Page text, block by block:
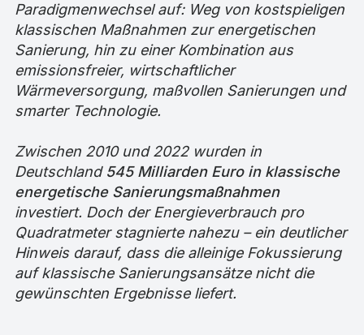
Paradigmenwechsel auf: Weg von kostspieligen
klassischen Maßnahmen zur energetischen
Sanierung, hin zu einer Kombination aus
emissionsfreier, wirtschaftlicher
Wärmeversorgung, maßvollen Sanierungen und
smarter Technologie.
Zwischen 2010 und 2022 wurden in
Deutschland 545 Milliarden Euro in klassische
energetische Sanierungsmaßnahmen
investiert. Doch der Energieverbrauch pro
Quadratmeter stagnierte nahezu – ein deutlicher
Hinweis darauf, dass die alleinige Fokussierung
auf klassische Sanierungsansätze nicht die
gewünschten Ergebnisse liefert.